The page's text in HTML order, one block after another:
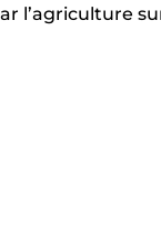
l’agriculture